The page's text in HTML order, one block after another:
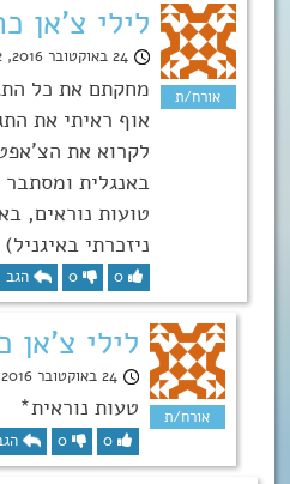
לילי צ'אן
24 באוקטובר 2016, 22:12
מחקתם את כל
אוף ראיתי את
לקרוא את
באנגלית
טועות נוראים,
ניזכרתי באיגניל)
0
0 הגב
לילי
24 באוקטובר 2016, 22:18
טעות נוראית*
0
0